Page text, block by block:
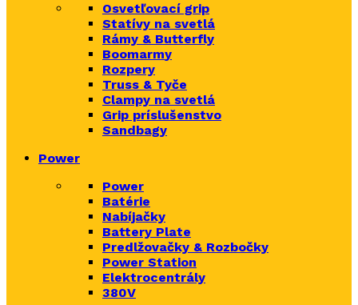
Osvetľovací grip
Statívy na svetlá
Rámy & Butterfly
Boomarmy
Rozpery
Truss & Tyče
Clampy na svetlá
Grip príslušenstvo
Sandbagy
Power
Power
Batérie
Nabíjačky
Battery Plate
Predlžovačky & Rozbočky
Power Station
Elektrocentrály
380V